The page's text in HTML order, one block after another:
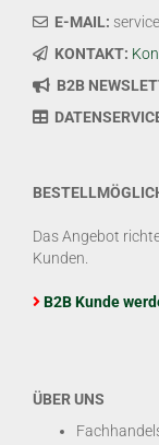
E-MAIL:
KONTAKT:
B2B
Das Angebot
Kunden.
B2B Kunde
ÜBER UNS